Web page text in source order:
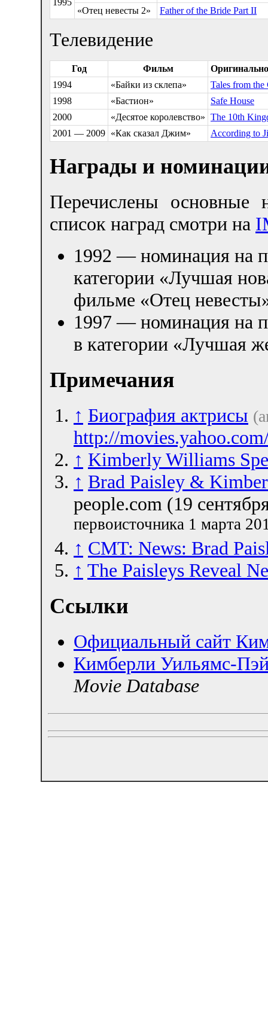
1995
«Отец невесты 2»
Father of the Bride Part II
Телевидение
Год Фильм
1994
«Байки из склепа»
Tales from the
1998
«Бастион»
Safe House
2000
«Десятое королевство» The 10th
2001 — 2009 «Как сказал Джим» According to
Награды и
Перечислены
список наград смотри на
1992 — номинация на
категории «Лучшая
фильме «Отец
1997 — номинация на
в категории «Лучшая
Примечания
↑ Биография актрисы
http://
↑ Kimberly Williams
↑ Brad Paisley &
people.com (19
первоисточника 1 марта
↑ CMT: News: Brad
↑ The Paisleys Reveal
Ссылки
Официальный сайт
Кимберли Уильямс-
Movie Database